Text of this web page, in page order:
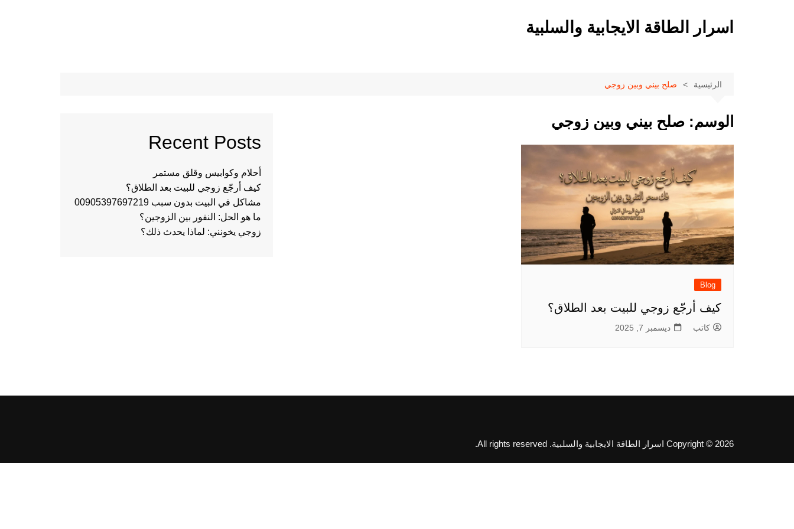
اسرار الطاقة الايجابية والسلبية
الرئيسية صلح بيني وبين زوجي
الوسم: صلح بيني وبين زوجي
Blog
كيف أرجّع زوجي للبيت بعد الطلاق؟
كاتب ديسمبر 7, 2025
Recent Posts
أحلام وكوابيس وقلق مستمر
كيف أرجّع زوجي للبيت بعد الطلاق؟
مشاكل في البيت بدون سبب 00905397697219
ما هو الحل: النفور بين الزوجين؟
زوجي يخونني: لماذا يحدث ذلك؟
Copyright © 2026 اسرار الطاقة الايجابية والسلبية. All rights reserved.